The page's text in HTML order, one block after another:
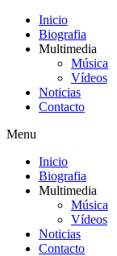
Inicio
Biografia
Multimedia
Música
Vídeos
Noticias
Contacto
Menu
Inicio
Biografia
Multimedia
Música
Vídeos
Noticias
Contacto